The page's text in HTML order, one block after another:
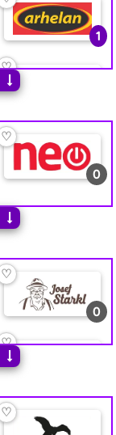
1
♡
0
♡
♡
6
♡
♡
♡
0
♡
0
♡
♡
♡